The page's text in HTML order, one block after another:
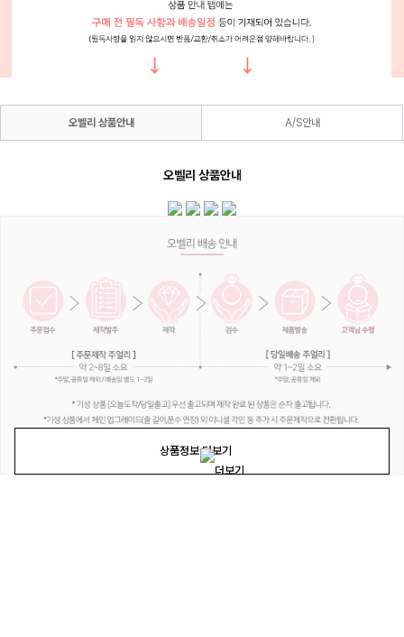
상품정보 더보기
오벨리 상품안내 A/S안내
오벨리 상품안내